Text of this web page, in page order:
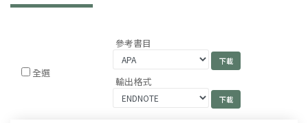
全選
參考書目
輸出格式